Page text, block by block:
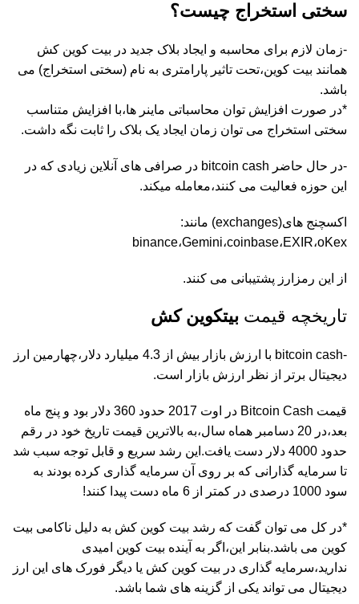
سختی استخراج چیست؟
-زمان لازم برای محاسبه و ایجاد بلاک جدید در بیت کوین کش
همانند بیت کوین،تحت تاثیر پارامتری به نام (سختی استخراج) می
باشد.
*در صورت افزایش توان محاسباتی ماینر ها،با افزایش متناسب
سختی استخراج می توان زمان ایجاد یک بلاک را ثابت نگه داشت.
-در حال حاضر bitcoin cash در صرافی های آنلاین زیادی که در
این حوزه فعالیت می کنند،معامله میکند.
اکسچنج های(exchanges) مانند:
binance،Gemini،coinbase،EXIR،oKex
از این رمزارز پشتیبانی می کنند.
تاریخچه قیمت بیتکوین کش
-bitcoin cash با ارزش بازار بیش از 4.3 میلیارد دلار،چهارمین ارز
دیجیتال برتر از نظر ارزش بازار است.
قیمت Bitcoin Cash در اوت 2017 حدود 360 دلار بود و پنج ماه
بعد،در 20 دسامبر هماه سال،به بالاترین قیمت تاریخ خود در رقم
حدود 4000 دلار دست یافت.این رشد سریع و قابل توجه سبب شد
تا سرمایه گذارانی که بر روی آن سرمایه گذاری کرده بودند به
سود 1000 درصدی در کمتر از 6 ماه دست پیدا کنند!
*در کل می توان گفت که رشد بیت کوین کش به دلیل ناکامی بیت
کوین می باشد.بنابر این،اگر به آینده بیت کوین امیدی
ندارید،سرمایه گذاری در بیت کوین کش یا دیگر فورک های این ارز
دیجیتال می تواند یکی از گزینه های شما باشد.